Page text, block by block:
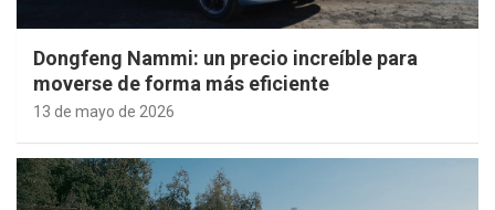
Dongfeng Nammi: un precio increíble para
moverse de forma más eficiente
13 de mayo de 2026